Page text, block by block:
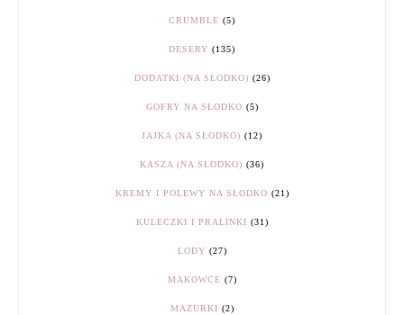
CRUMBLE (5)
DESERY (135)
DODATKI (NA SŁODKO) (26)
GOFRY NA SŁODKO (5)
JAJKA (NA SŁODKO) (12)
KASZA (NA SŁODKO) (36)
KREMY I POLEWY NA SŁODKO (21)
KULECZKI I PRALINKI (31)
LODY (27)
MAKOWCE (7)
MAZURKI (2)